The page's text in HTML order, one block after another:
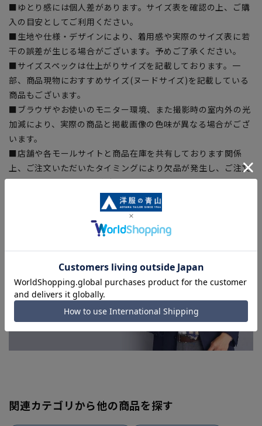
■ゆとり感には個人差があります。サイズ表を確認の上、ご購
入の目安としてご利用ください。
■生地や仕様・デザインにより、着用感や実際のサイズ表に若
干の誤差が生じる場合がございます。予めご了承ください。
■サイズスペックは仕上がりサイズを記載しております。一
部、商品現物におすすめサイズ(ヌードサイズ)を記載している
商品もございます。
■ブラウザやお使いのモニター環境、また撮影時の室内外の光
加減により、実際の商品と掲載画像の色味が異なる場合がござ
います。
■店舗や各モールサイトと商品在庫を共有しております関係
上、ご注文いただいたタイミングにより欠品が発生し、ご注文
を完了できない場合がございます。予めご了承ください。
■お急ぎ発送のご注文につきましても、ご注文のタイミングに
よってはお急ぎ発送サービスを選択できない場合がございま
関連カテゴリから他の商品を探す